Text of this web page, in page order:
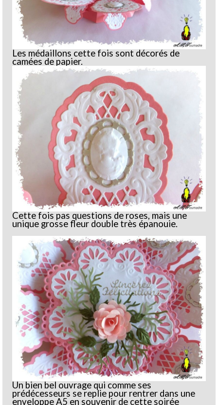
Les médaillons cette fois sont décorés de
camées de papier.
Cette fois pas questions de roses, mais une
unique grosse fleur double très épanouie.
Un bien bel ouvrage qui comme ses
prédécesseurs se replie pour rentrer dans une
enveloppe A5 en souvenir de cette soirée